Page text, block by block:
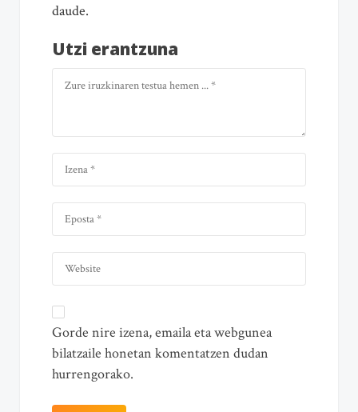
daude.
Utzi erantzuna
Gorde nire izena, emaila eta webgunea
bilatzaile honetan komentatzen dudan
hurrengorako.